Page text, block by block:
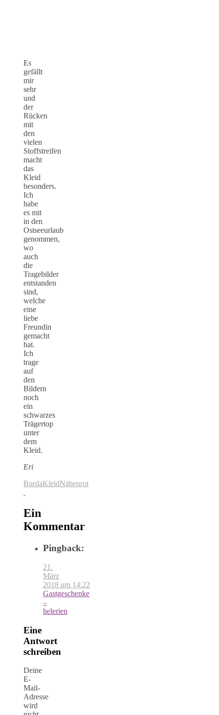
Es
gefällt
mir
sehr
und
der
Rücken
mit
den
vielen
Stoffstreifen
macht
das
Kleid
besonders.
Ich
habe
es mit
in den
Ostseeurlaub
genommen,
wo
auch
die
Tragebilder
entstanden
sind,
welche
eine
liebe
Freundin
gemacht
hat.
Ich
trage
auf
den
Bildern
noch
ein
schwarzes
Trägertop
unter
dem
Kleid.
Eri
BurdaKleidNähenrot
Ein
Kommentar
Pingback:
21.
März
2018 um 14:22
Gastgeschenke
–
helerien
Eine
Antwort
schreiben
Deine
E-
Mail-
Adresse
wird